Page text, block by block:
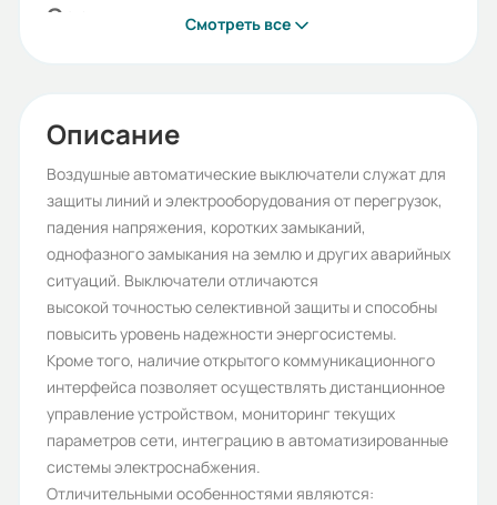
Серия:
Да
Модель:
HGS16A
Индикация положения главных
контактов:
Да
Количество полюсов:
3
Индикация положения в корзине:
Дополнительная опция
Смотреть все
Описание
Воздушные автоматические выключатели служат для
защиты линий и электрооборудования от перегрузок,
падения напряжения, коротких замыканий,
однофазного замыкания на землю и других аварийных
ситуаций. Выключатели отличаются
высокой точностью селективной защиты и способны
повысить уровень надежности энергосистемы.
Кроме того, наличие открытого коммуникационного
интерфейса позволяет осуществлять дистанционное
управление устройством, мониторинг текущих
параметров сети, интеграцию в автоматизированные
системы электроснабжения.
Отличительными особенностями являются: